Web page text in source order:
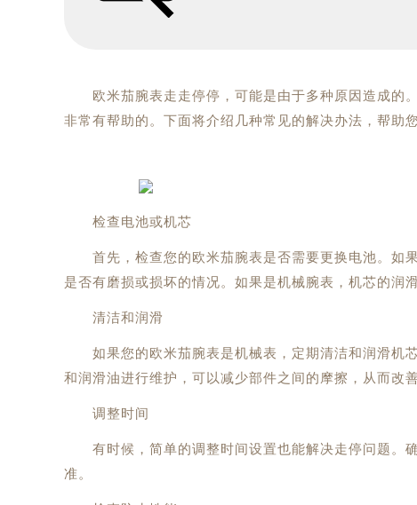
欧米茄腕表走走停停，可能是由于多种原因造成的
非常有帮助的。下面将介绍几种常见的解决办法，帮助
检查电池或机芯
首先，检查您的欧米茄腕表是否需要更换电池。如
是否有磨损或损坏的情况。如果是机械腕表，机芯的润
清洁和润滑
如果您的欧米茄腕表是机械表，定期清洁和润滑机
和润滑油进行维护，可以减少部件之间的摩擦，从而改
调整时间
有时候，简单的调整时间设置也能解决走停问题。
准。